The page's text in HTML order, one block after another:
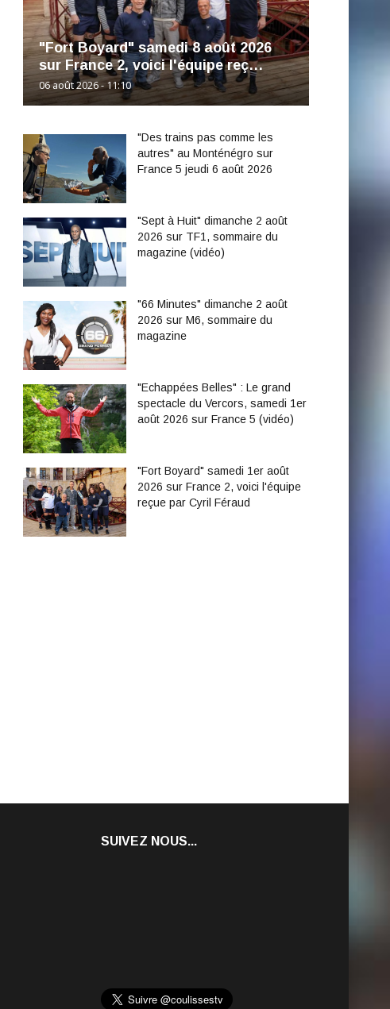
"Fort Boyard" samedi 8 août 2026
sur France 2, voici l'équipe reç…
06 août 2026 - 11:10
"Des trains pas comme les
autres" au Monténégro sur
France 5 jeudi 6 août 2026
"Sept à Huit" dimanche 2 août
2026 sur TF1, sommaire du
magazine (vidéo)
"66 Minutes" dimanche 2 août
2026 sur M6, sommaire du
magazine
"Echappées Belles" : Le grand
spectacle du Vercors, samedi 1er
août 2026 sur France 5 (vidéo)
"Fort Boyard" samedi 1er août
2026 sur France 2, voici l'équipe
reçue par Cyril Féraud
SUIVEZ NOUS...